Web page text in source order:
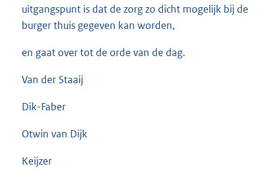
uitgangspunt is dat de zorg zo dicht mogelijk bij de
burger thuis gegeven kan worden,
en gaat over tot de orde van de dag.
Van der Staaij
Dik-Faber
Otwin van Dijk
Keijzer